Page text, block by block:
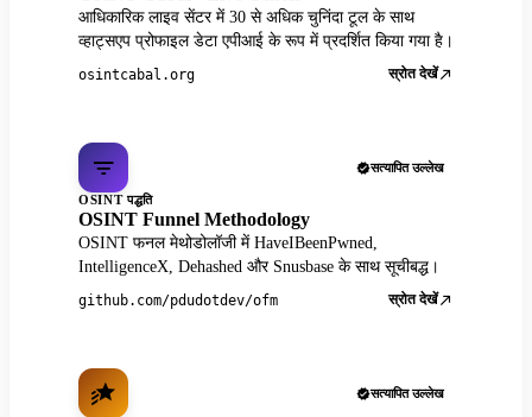
आधिकारिक लाइव सेंटर में 30 से अधिक चुनिंदा टूल के साथ
व्हाट्सएप प्रोफाइल डेटा एपीआई के रूप में प्रदर्शित किया गया है।
osintcabal.org स्रोत देखें
सत्यापित उल्लेख
OSINT पद्धति
OSINT Funnel Methodology
OSINT फनल मेथोडोलॉजी में HaveIBeenPwned,
IntelligenceX, Dehashed और Snusbase के साथ सूचीबद्ध।
github.com/pdudotdev/ofm स्रोत देखें
सत्यापित उल्लेख